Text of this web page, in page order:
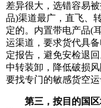
差异很大，选错容易
品)渠道最广，直飞、
定的。内置带电产品(
运渠道，要求货代具
定报告，避免安检退
中转装卸，降低破损
要找专门的敏感货空
第三，按目的国区